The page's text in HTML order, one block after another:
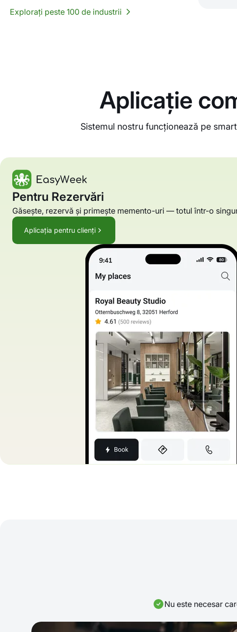
Explorați peste 100 de industrii
Aplicație
Sistemul nostru funcționează pe
Pentru Rezervări
Găsește, rezervă și primește memento-uri — totul într-o
Aplicația pentru clienți
Nu este necesar